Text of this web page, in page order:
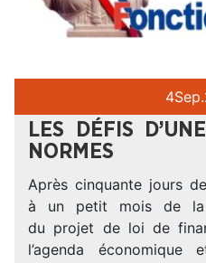
4Sep.
LES DÉFIS
NORMES
Après cinquante jours
à un petit mois de
du projet de loi de
l’agenda